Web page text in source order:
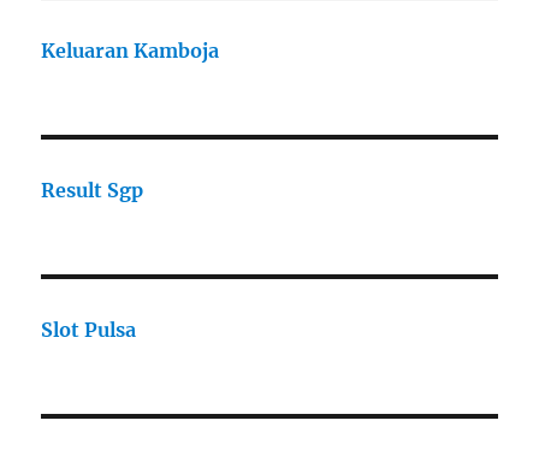
Keluaran Kamboja
Result Sgp
Slot Pulsa